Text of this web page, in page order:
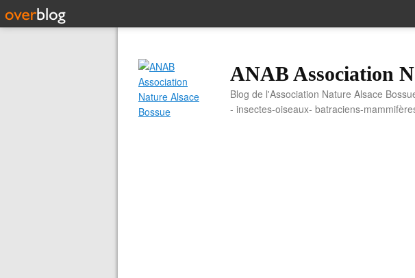
ANAB Association
Blog de l'Association Nature Alsace
- insectes-oiseaux- batraciens-